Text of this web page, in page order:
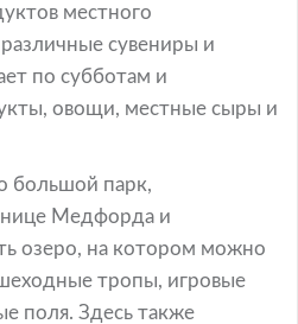
местного
сувениры и
по субботам и
овощи, местные сыры и
большой парк,
Медфорда и
озеро, на котором можно
тропы, игровые
поля. Здесь также